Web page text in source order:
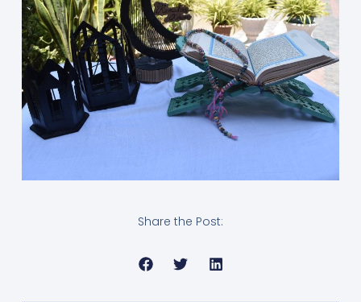
Share the Post: